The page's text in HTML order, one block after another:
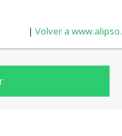
| Volver a